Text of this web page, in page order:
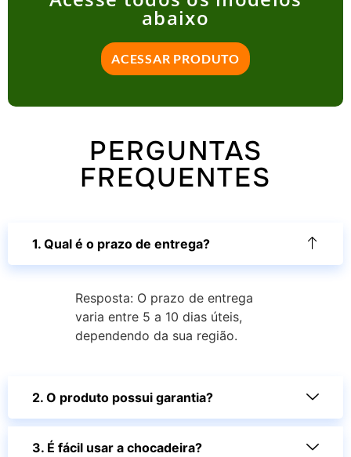
abaixo
ACESSAR PRODUTO
PERGUNTAS
FREQUENTES
1. Qual é o prazo de entrega?
Resposta: O prazo de entrega
varia entre 5 a 10 dias úteis,
dependendo da sua região.
2. O produto possui garantia?
3. É fácil usar a chocadeira?